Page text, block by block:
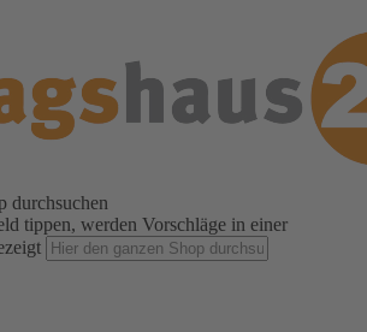
durchsuchen
tippen, werden Vorschläge in einer